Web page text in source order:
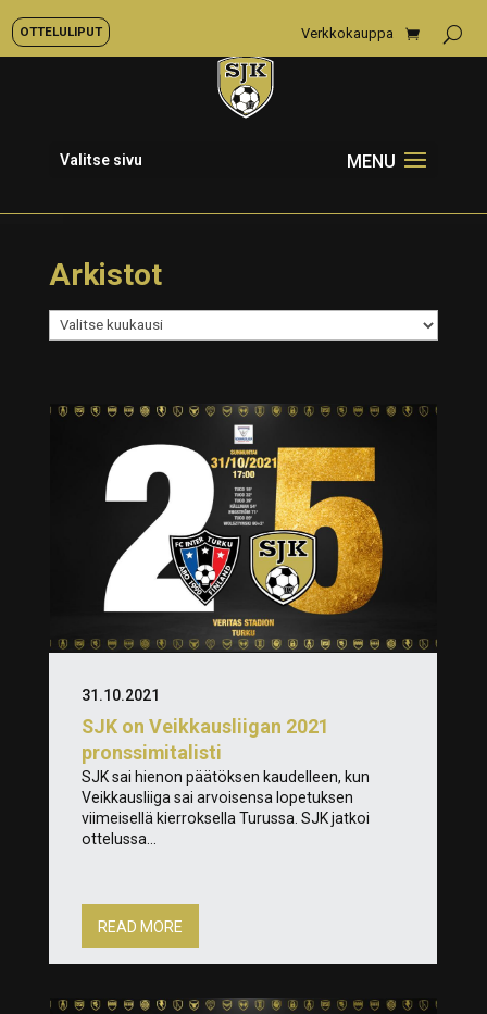
OTTELULIPUT Verkkokauppa
Valitse sivu
Arkistot
Arkistot
SJK on Veikkausliigan 2021
pronssimitalisti
31.10.2021
SJK sai hienon päätöksen kaudelleen, kun
Veikkausliiga sai arvoisensa lopetuksen
viimeisellä kierroksella Turussa. SJK jatkoi
ottelussa...
READ MORE